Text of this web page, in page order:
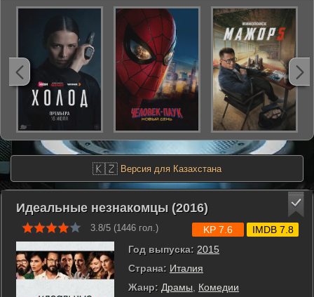
🇰🇿 Версия для Казахстана
Идеальные незнакомцы (2016)
3.8/5 (1446 гол.)
Год выпуска: 2015
Страна: Италия
Жанр: Драмы
Комедии
KP 7.6 IMDB 7.8